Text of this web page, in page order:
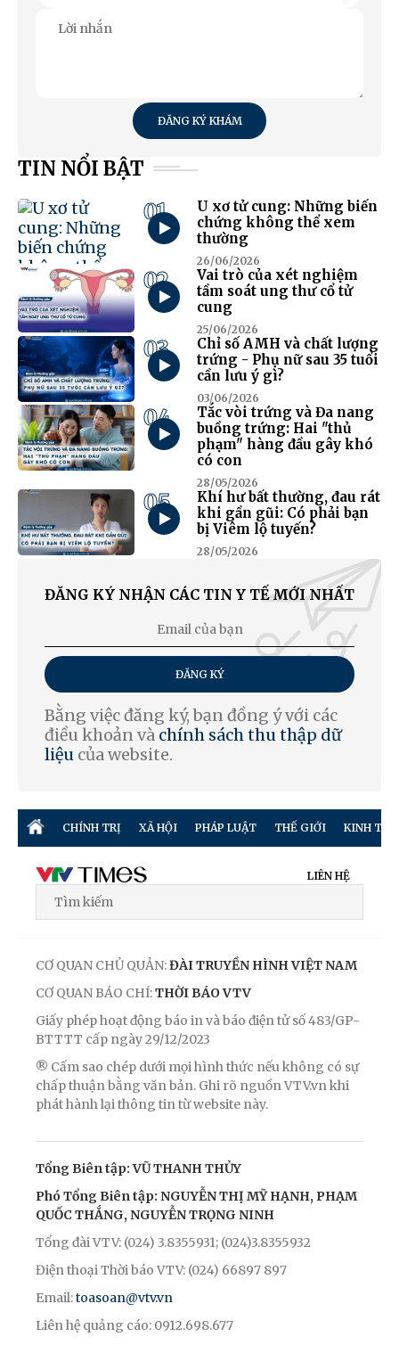
ĐĂNG KÝ KHÁM
TIN NỔI BẬT
01
U xơ tử cung: Những biến
chứng không thể xem
thường
26/06/2026
02
Vai trò của xét nghiệm
tầm soát ung thư cổ tử
cung
25/06/2026
03
Chỉ số AMH và chất lượng
trứng - Phụ nữ sau 35 tuổi
cần lưu ý gì?
03/06/2026
04
Tắc vòi trứng và Đa nang
buồng trứng: Hai "thủ
phạm" hàng đầu gây khó
có con
28/05/2026
05
Khí hư bất thường, đau rát
khi gần gũi: Có phải bạn
bị Viêm lộ tuyến?
28/05/2026
ĐĂNG KÝ NHẬN CÁC TIN Y TẾ MỚI NHẤT
ĐĂNG KÝ
Bằng việc đăng ký, bạn đồng ý với các
điều khoản và chính sách thu thập dữ
liệu của website.
CHÍNH TRỊ XÃ HỘI PHÁP LUẬT THẾ GIỚI KINH TẾ
LIÊN HỆ
CƠ QUAN CHỦ QUẢN:ĐÀI TRUYỀN HÌNH VIỆT NAM
CƠ QUAN BÁO CHÍ:THỜI BÁO VTV
Giấy phép hoạt động báo in và báo điện tử số 483/GP-
BTTTT cấp ngày 29/12/2023
® Cấm sao chép dưới mọi hình thức nếu không có sự
chấp thuận bằng văn bản. Ghi rõ nguồn VTV.vn khi
phát hành lại thông tin từ website này.
Tổng Biên tập: VŨ THANH THỦY
Phó Tổng Biên tập: NGUYỄN THỊ MỸ HẠNH, PHẠM
QUỐC THẮNG, NGUYỄN TRỌNG NINH
Tổng đài VTV: (024) 3.8355931; (024)3.8355932
Điện thoại Thời báo VTV: (024) 66897 897
Email:toasoan@vtv.vn
Liên hệ quảng cáo: 0912.698.677